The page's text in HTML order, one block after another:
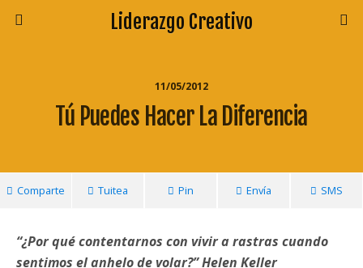
Liderazgo Creativo
11/05/2012
Tú Puedes Hacer La Diferencia
Comparte Tuitea Pin Envía SMS
“¿Por qué contentarnos con vivir a rastras cuando
sentimos el anhelo de volar?” Helen Keller